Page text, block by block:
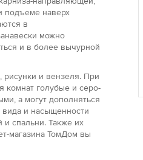
подъеме наверх
в
можно
и в более вычурной
рисунки и вензеля. При
комнат голубые и серо-
а могут дополняться
и насыщенности
и спальни. Также их
магазина ТомДом вы